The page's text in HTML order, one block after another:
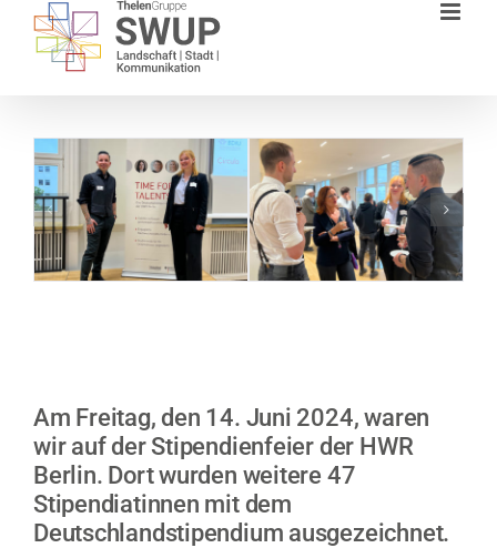
Zum
Inhalt
Am Freitag, den 14. Juni 2024, waren
wir auf der Stipendienfeier der HWR
Berlin. Dort wurden weitere 47
Stipendiatinnen mit dem
Deutschlandstipendium ausgezeichnet.